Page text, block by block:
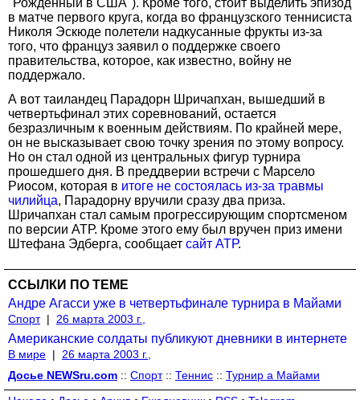
в матче первого круга, когда во французского теннисиста
Николя Эскюде полетели надкусанные фрукты из-за
того, что француз заявил о поддержке своего
правительства, которое, как известно, войну не
поддержало.
А вот таиландец Парадорн Шричапхан, вышедший в
четвертьфинал этих соревнований, остается
безразличным к военным действиям. По крайней мере,
он не высказывает свою точку зрения по этому вопросу.
Но он стал одной из центральных фигур турнира
прошедшего дня. В преддверии встречи с Марсело
Риосом, которая в итоге не состоялась из-за травмы
чилийца, Парадорну вручили сразу два приза.
Шричапхан стал самым прогрессирующим спортсменом
по версии АТР. Кроме этого ему был вручен приз имени
Штефана Эдберга, сообщает сайт АТР.
ССЫЛКИ ПО ТЕМЕ
Андре Агасси уже в четвертьфинале турнира в Майами
Спорт | 26 марта 2003 г.,
Американские солдаты публикуют дневники в интернете
В мире |
26 марта 2003 г.,
Досье NEWSru.com :: Спорт:: Теннис :: Турнир а Майами